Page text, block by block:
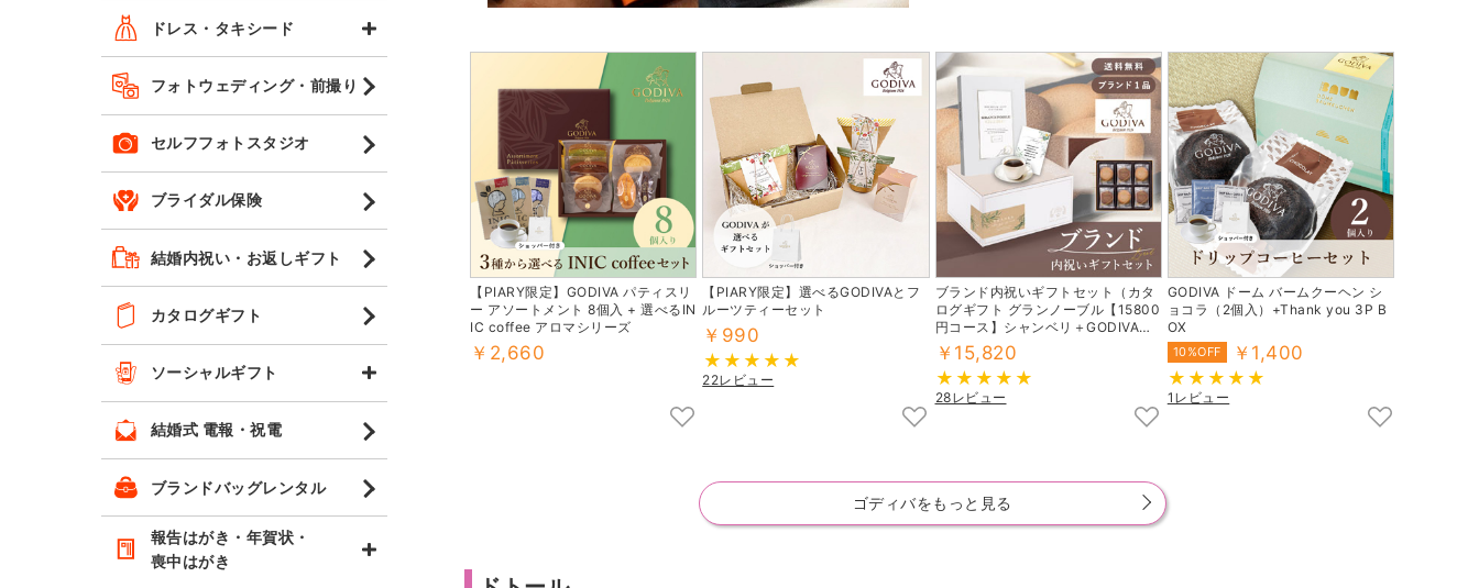
ドレス・タキシード
フォトウェディング・前撮り
セルフフォトスタジオ
ブライダル保険
結婚内祝い・お返しギフト
カタログギフト
ソーシャルギフト
結婚式 電報・祝電
ブランドバッグレンタル
報告はがき・年賀状・
喪中はがき
【PIARY限定】GODIVA パティスリ
ー アソートメント 8個入 + 選べるIN
IC coffee アロマシリーズ
￥2,660
【PIARY限定】選べるGODIVAとフ
ルーツティーセット
￥990
22レビュー
ブランド内祝いギフトセット（カタ
ログギフト グランノーブル【15800
円コース】シャンベリ＋GODIVAク
ッキー）
￥15,820
28レビュー
GODIVA ドーム バームクーヘン シ
ョコラ（2個入）+Thank you 3P B
OX
10%OFF ￥1,400
1レビュー
ゴディバをもっと見る